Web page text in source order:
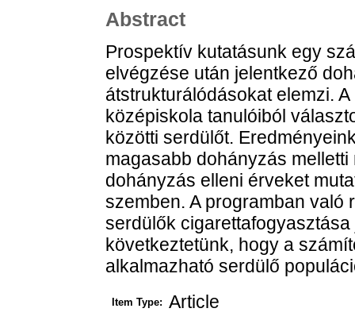
Abstract
Prospektív kutatásunk egy
elvégzése után jelentkező
átstrukturálódásokat elemzi.
középiskola tanulóiból
közötti serdülőt.
magasabb dohányzás
dohányzás elleni érveket
szemben. A programban való
serdülők
következtetünk, hogy a
alkalmazható serdülő
Item Type: Article